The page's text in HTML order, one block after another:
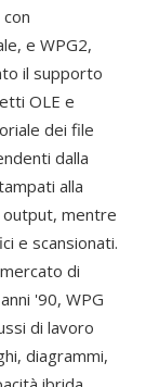
e WPG2,
il supporto
OLE e
dei file
dalla
alla
output, mentre
e scansionati.
di
'90, WPG
di lavoro
diagrammi,